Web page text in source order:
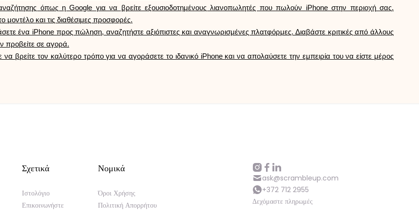
όπως η Google για να βρείτε εξουσιοδοτημένους λιανοπωλητές που πωλούν iPhone στην περιοχή σας.
και τις διαθέσιμες προσφορές.
ένα iPhone προς πώληση, αναζητήστε αξιόπιστες και αναγνωρισμένες πλατφόρμες. Διαβάστε κριτικές από άλλους
προβείτε σε αγορά.
βρείτε τον καλύτερο τρόπο για να αγοράσετε το ιδανικό iPhone και να απολαύσετε την εμπειρία του να είστε μέρος
Σχετικά
Ιστολόγιο
Επικοινωνήστε
Νομικά
Όροι Χρήσης
Πολιτική Απορρήτου
ask@scrambleup.com
+372 712 2955
Δεχόμαστε πληρωμές